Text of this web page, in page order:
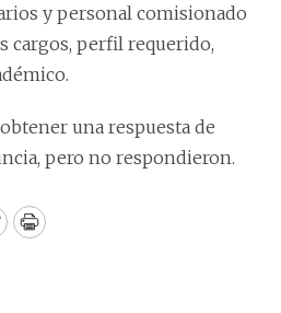
y personal comisionado
cargos, perfil requerido,
una respuesta de
pero no respondieron.
Print